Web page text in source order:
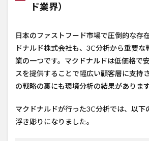
ド業界）
日本のファストフード市場で圧倒的な存
ドナルド株式会社も、3C分析から重要な
業の一つです。マクドナルドは低価格で
スを提供することで幅広い顧客層に支持
の戦略の裏にも環境分析の結果があります
マクドナルドが行った3C分析では、以下
浮き彫りになりました。